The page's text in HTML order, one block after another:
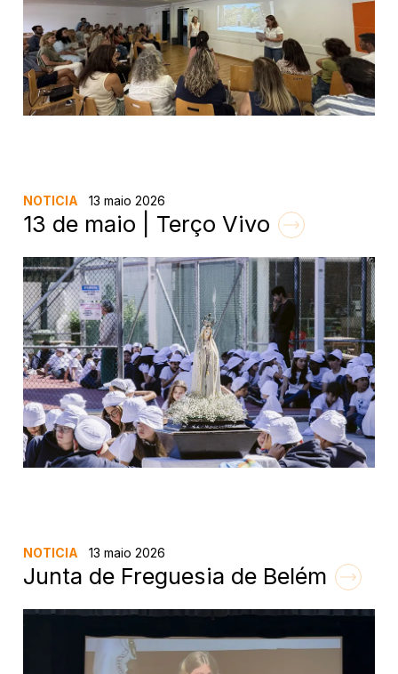
NOTICIA 13 maio 2026
13 de maio | Terço Vivo
NOTICIA 13 maio 2026
Junta de Freguesia de Belém